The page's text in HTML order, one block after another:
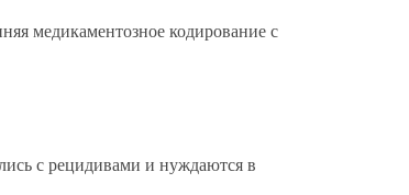
медикаментозное кодирование с
с рецидивами и нуждаются в